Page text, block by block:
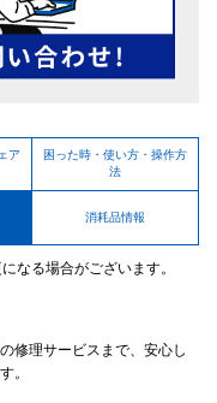
ア
困った時・使い方・操作方
法
消耗品情報
なる場合がございます。
修理サービスまで、安心し
。